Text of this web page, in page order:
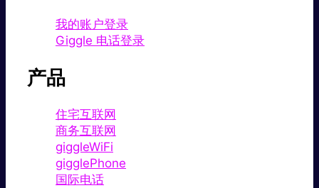
我的账户登录
Giggle 电话登录
产品
住宅互联网
商务互联网
giggleWiFi
gigglePhone
国际电话